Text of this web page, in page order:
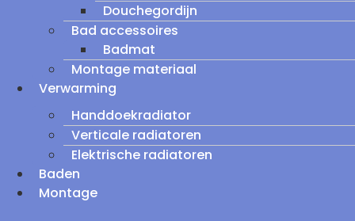
Douchegordijn
Bad accessoires
Badmat
Montage materiaal
Verwarming
Handdoekradiator
Verticale radiatoren
Elektrische radiatoren
Baden
Montage